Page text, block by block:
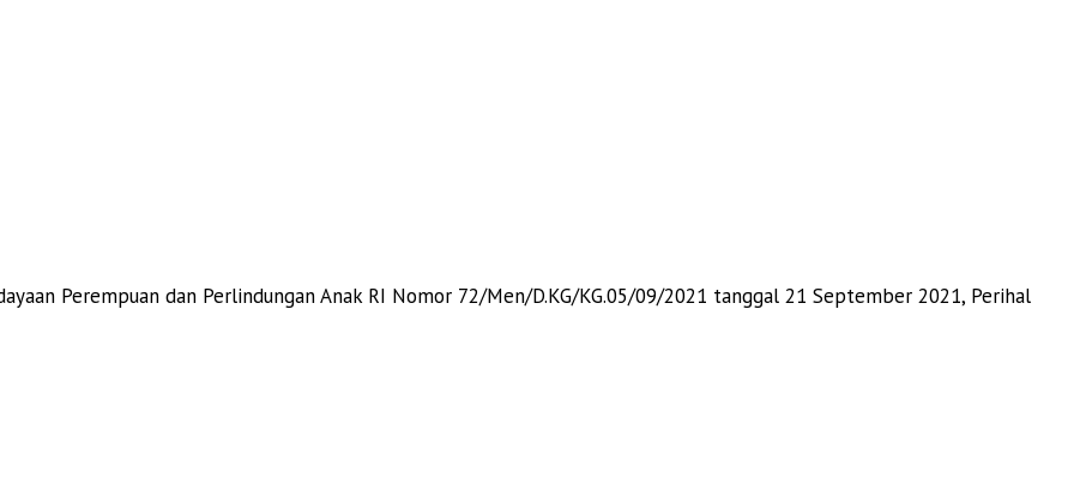
Perempuan dan Perlindungan Anak RI Nomor 72/Men/D.KG/KG.05/09/2021 tanggal 21 September 2021, Perihal